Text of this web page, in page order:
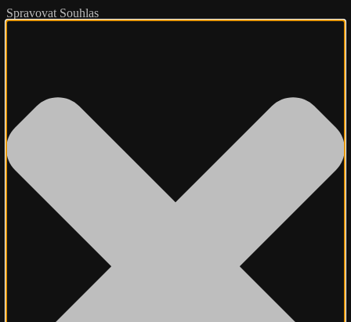
Spravovat Souhlas